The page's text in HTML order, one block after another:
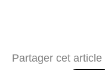
Partager cet article